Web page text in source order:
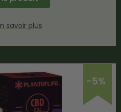
savoir plus
-5%